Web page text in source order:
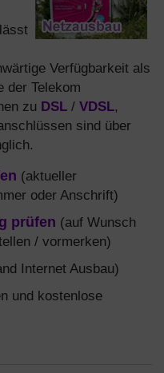
Verfügbarkeit als
der Telekom
zu DSL / VDSL,
sind über
(aktueller
oder Anschrift)
prüfen (auf Wunsch
/ vormerken)
Internet Ausbau)
und kostenlose